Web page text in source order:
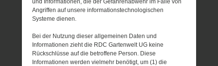
und Informationen, die der Gefahrenabwehr im Falle von
Angriffen auf unsere informationstechnologischen
Systeme dienen.
Bei der Nutzung dieser allgemeinen Daten und
Informationen zieht die RDC Gartenwelt UG keine
Rückschlüsse auf die betroffene Person. Diese
Informationen werden vielmehr benötigt, um (1) die